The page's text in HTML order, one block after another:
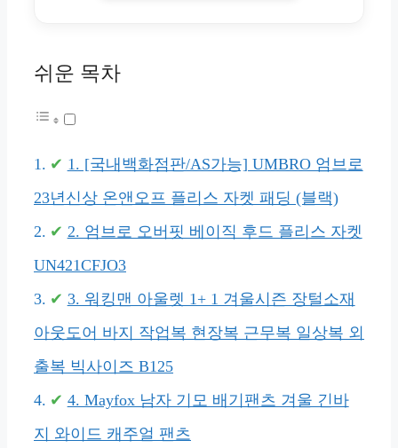
쉬운 목차
1. [국내백화점판/AS가능] UMBRO 엄브로
23년신상 온앤오프 플리스 자켓 패딩 (블랙)
2. 엄브로 오버핏 베이직 후드 플리스 자켓
UN421CFJO3
3. 워킹맨 아울렛 1+ 1 겨울시즌 장털소재
아웃도어 바지 작업복 현장복 근무복 일상복 외
출복 빅사이즈 B125
4. Mayfox 남자 기모 배기팬츠 겨울 긴바
지 와이드 캐주얼 팬츠